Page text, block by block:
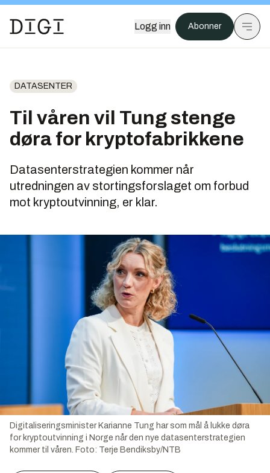
Logg inn Abonner
DATASENTER
Til våren vil Tung stenge
døra for kryptofabrikkene
Datasenterstrategien kommer når
utredningen av stortingsforslaget om forbud
mot kryptoutvinning, er klar.
Digitaliseringsminister Karianne Tung har som mål å lukke døra
for kryptoutvinning i Norge når den nye datasenterstrategien
kommer til våren. Foto: Terje Bendiksby/NTB